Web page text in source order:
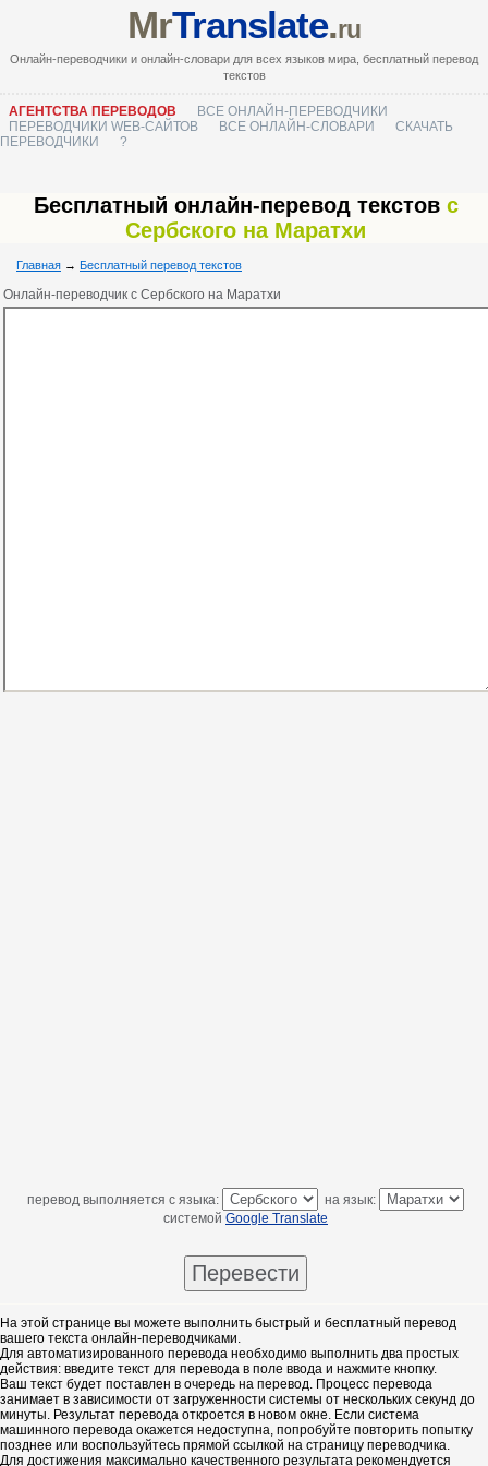
MrTranslate.ru
Онлайн-переводчики и онлайн-словари для всех языков мира, бесплатный перевод
текстов
АГЕНТСТВА ПЕРЕВОДОВ
ВСЕ ОНЛАЙН-ПЕРЕВОДЧИКИ
ПЕРЕВОДЧИКИ WEB-САЙТОВ
ВСЕ ОНЛАЙН-СЛОВАРИ
СКАЧАТЬ
ПЕРЕВОДЧИКИ
?
Бесплатный онлайн-перевод текстов с
Сербского на Маратхи
Главная → Бесплатный перевод текстов
Онлайн-переводчик с Сербского на Маратхи
перевод выполняется с языка:
на язык:
системой Google Translate
На этой странице вы можете выполнить быстрый и бесплатный перевод
вашего текста онлайн-переводчиками.
Для автоматизированного перевода необходимо выполнить два простых
действия: введите текст для перевода в поле ввода и нажмите кнопку.
Ваш текст будет поставлен в очередь на перевод. Процесс перевода
занимает в зависимости от загруженности системы от нескольких секунд до
минуты. Результат перевода откроется в новом окне. Если система
машинного перевода окажется недоступна, попробуйте повторить попытку
позднее или воспользуйтесь прямой ссылкой на страницу переводчика.
Для достижения максимально качественного результата рекомендуется